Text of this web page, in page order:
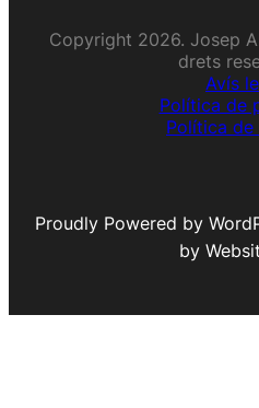
Copyright 2026. Josep
drets
Avís
Política de
Política
Proudly Powered by
by